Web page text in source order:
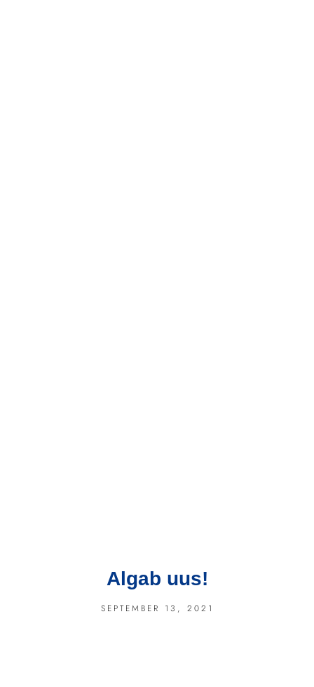
Algab uus!
SEPTEMBER 13, 2021